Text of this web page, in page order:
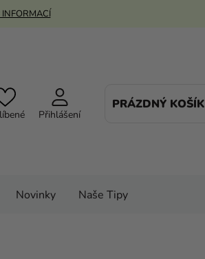
INFORMACÍ
Přihlášení
PRÁZDNÝ KOŠÍK
Novinky Naše Tipy